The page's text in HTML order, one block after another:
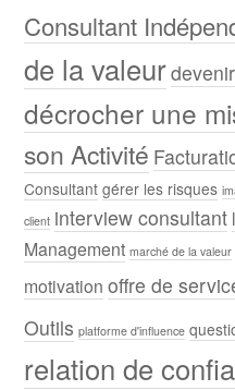
Consultant
de la valeur
décrocher une
son Activité
Consultant gérer les risques
client interview consultant
Management marché de la valeur
motivation offre de
Outils platforme d'influence
relation de